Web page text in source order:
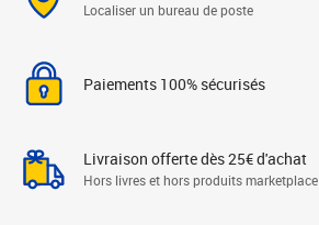
Localiser un bureau de poste
Paiements 100% sécurisés
Livraison offerte dès 25€ d'achat
Hors livres et hors produits marketplace